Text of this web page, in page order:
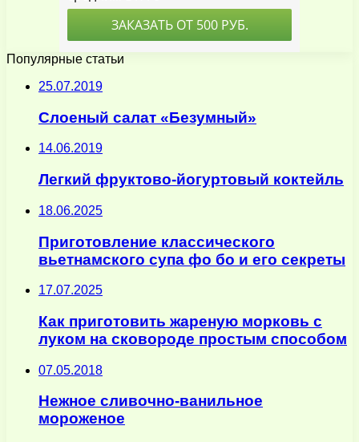
Популярные статьи
25.07.2019
Слоеный салат «Безумный»
14.06.2019
Легкий фруктово-йогуртовый коктейль
18.06.2025
Приготовление классического
вьетнамского супа фо бо и его секреты
17.07.2025
Как приготовить жареную морковь с
луком на сковороде простым способом
07.05.2018
Нежное сливочно-ванильное
мороженое